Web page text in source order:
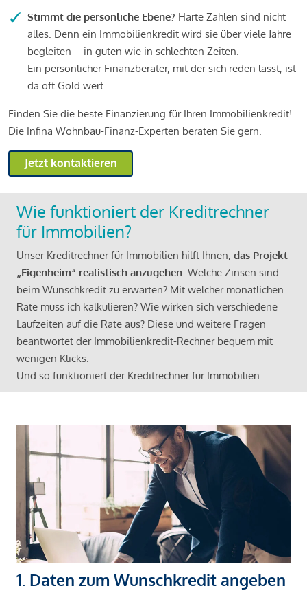
Stimmt die persönliche Ebene? Harte Zahlen sind nicht
alles. Denn ein Immobilienkredit wird sie über viele Jahre
begleiten – in guten wie in schlechten Zeiten.
Ein persönlicher Finanzberater, mit der sich reden lässt, ist
da oft Gold wert.
Finden Sie die beste Finanzierung für Ihren Immobilienkredit!
Die Infina Wohnbau-Finanz-Experten beraten Sie gern.
Jetzt kontaktieren
Wie funktioniert der Kreditrechner
für Immobilien?
Unser Kreditrechner für Immobilien hilft Ihnen, das Projekt
„Eigenheim“ realistisch anzugehen: Welche Zinsen sind
beim Wunschkredit zu erwarten? Mit welcher monatlichen
Rate muss ich kalkulieren? Wie wirken sich verschiedene
Laufzeiten auf die Rate aus? Diese und weitere Fragen
beantwortet der Immobilienkredit-Rechner bequem mit
wenigen Klicks.
Und so funktioniert der Kreditrechner für Immobilien:
1. Daten zum Wunschkredit angeben